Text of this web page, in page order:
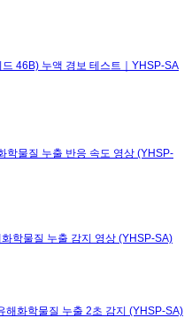
46B) 누액 경보 테스트｜YHSP-SA
학물질 누출 반응 속도 영상 (YHSP-
학물질 누출 감지 영상 (YHSP-SA)
해화학물질 누출 2초 감지 (YHSP-SA)